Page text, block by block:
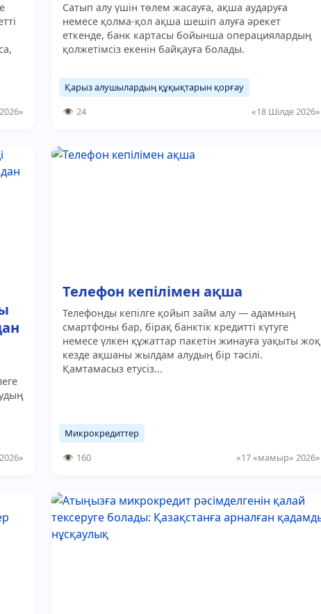
Сатып алу үшін төлем жасауға, ақша аударуға
немесе қолма-қол ақша шешіп алуға әрекет
еткенде, банк картасы бойынша операциялардың
қолжетімсіз екенін байқауға болады.
Қарыз алушылардың құқықтарын қорғау
24
«18 Шілде 2026»
Телефон кепілімен ақша
Телефонды кепілге қойып займ алу — адамның
смартфоны бар, бірақ банктік кредитті күтуге
немесе үлкен құжаттар пакетін жинауға уақыты жоқ
кезде ақшаны жылдам алудың бір тәсілі.
Қамтамасыз етусіз...
Микрокредиттер
160
«17 «мамыр» 2026»